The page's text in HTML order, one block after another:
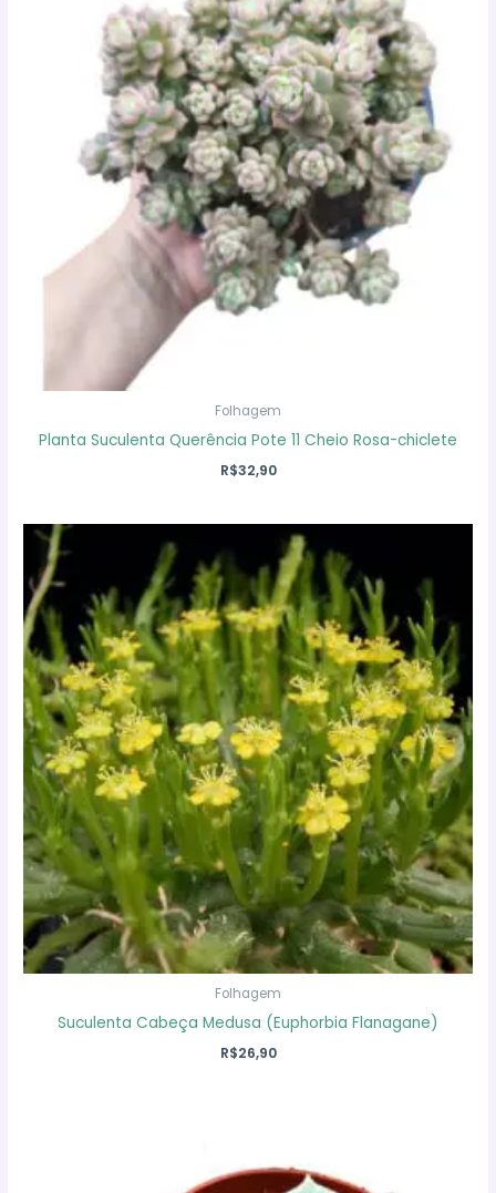
Folhagem
Planta Suculenta Querência Pote 11 Cheio Rosa-chiclete
R$32,90
Folhagem
Suculenta Cabeça Medusa (Euphorbia Flanagane)
R$26,90